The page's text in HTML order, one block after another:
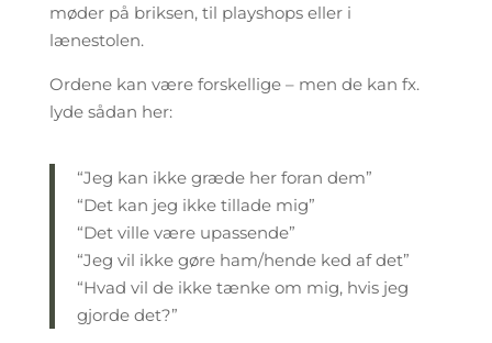
møder på briksen, til playshops eller i
lænestolen.
Ordene kan være forskellige – men de kan fx.
lyde sådan her:
“Jeg kan ikke græde her foran dem”
“Det kan jeg ikke tillade mig”
“Det ville være upassende”
“Jeg vil ikke gøre ham/hende ked af det”
“Hvad vil de ikke tænke om mig, hvis jeg
gjorde det?”